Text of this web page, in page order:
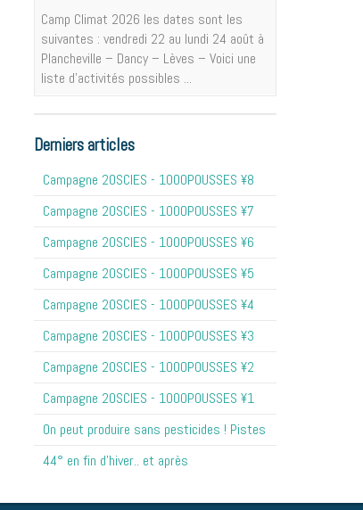
Camp Climat 2026 les dates sont les
suivantes : vendredi 22 au lundi 24 août à
Plancheville – Dancy – Lèves – Voici une
liste d'activités possibles ...
Derniers articles
Campagne 20SCIES - 1OOOPOUSSES ¥8
Campagne 20SCIES - 1OOOPOUSSES ¥7
Campagne 20SCIES - 1OOOPOUSSES ¥6
Campagne 20SCIES - 1OOOPOUSSES ¥5
Campagne 20SCIES - 1OOOPOUSSES ¥4
Campagne 20SCIES - 1OOOPOUSSES ¥3
Campagne 20SCIES - 1OOOPOUSSES ¥2
Campagne 20SCIES - 1OOOPOUSSES ¥1
On peut produire sans pesticides ! Pistes
44° en fin d'hiver.. et après